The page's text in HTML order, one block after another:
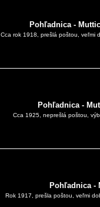
Pohľadnica -
Cca rok 1918, prešlá poštou, veľmi
Pohľadnica -
Cca 1925, neprešlá poštou,
Pohľadnica -
Rok 1917, prešla poštou, veľmi